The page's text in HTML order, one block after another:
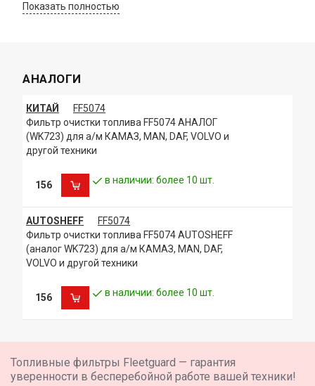
AGRALE,4230 HSE FBO,AGRALE M790 ~ 2001,
CLAAS,FRUCTUS 120,DEUTZ F3L912 ~ 2003,
CLAAS,PALES 210,DEUTZ DEUTZ ~ 2003,
CLAAS,PALES 230, TIER II,
CLAAS,FRUCTUS 130,DEUTZ F3L912 ~ 2003,
CLAAS,PALES 240,DEUTZ F4L913 ~ 2003,
CLAAS,ATLES 926,DEUTZ BF6M1013 ~ 2003,
CLAAS,FRUCTUS 140, TIER
Показать полностью
АНАЛОГИ
КИТАЙ
FF5074
Фильтр очистки топлива FF5074 АНАЛОГ
(WK723) для а/м КАМАЗ, MAN, DAF, VOLVO и
другой техники
156 в наличии: более 10 шт.
AUTOSHEFF
FF5074
Фильтр очистки топлива FF5074 AUTOSHEFF
(аналог WK723) для а/м КАМАЗ, MAN, DAF,
VOLVO и другой техники
156 в наличии: более 10 шт.
Топливные фильтры Fleetguard — гарантия
уверенности в бесперебойной работе вашей техники!